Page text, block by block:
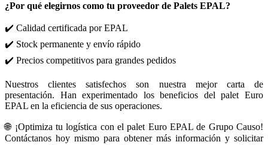
¿Por qué elegirnos como tu proveedor de Palets EPAL?
✔️ Calidad certificada por EPAL
✔️ Stock permanente y envío rápido
✔️ Precios competitivos para grandes pedidos
Nuestros clientes satisfechos son nuestra mejor carta de
presentación. Han experimentado los beneficios del palet Euro
EPAL en la eficiencia de sus operaciones.
🌐 ¡Optimiza tu logística con el palet Euro EPAL de Grupo Causo!
Contáctanos hoy mismo para obtener más información y solicitar